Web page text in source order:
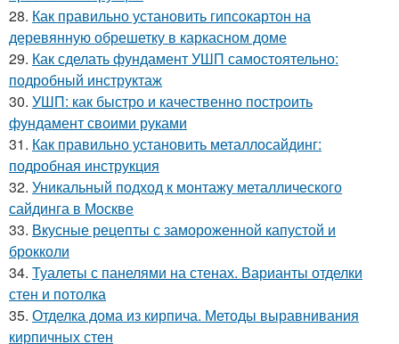
28. Как правильно установить гипсокартон на
деревянную обрешетку в каркасном доме
29. Как сделать фундамент УШП самостоятельно:
подробный инструктаж
30. УШП: как быстро и качественно построить
фундамент своими руками
31. Как правильно установить металлосайдинг:
подробная инструкция
32. Уникальный подход к монтажу металлического
сайдинга в Москве
33. Вкусные рецепты с замороженной капустой и
брокколи
34. Туалеты с панелями на стенах. Варианты отделки
стен и потолка
35. Отделка дома из кирпича. Методы выравнивания
кирпичных стен